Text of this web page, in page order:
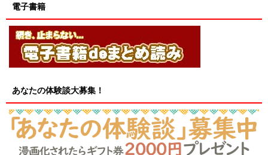
電子書籍
あなたの体験談大募集！